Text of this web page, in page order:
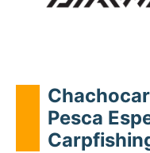
Pesca